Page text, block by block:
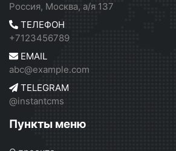
Россия, Москва, а/я 137
ТЕЛЕФОН
+7123456789
EMAIL
abc@example.com
TELEGRAM
@instantcms
Пункты меню